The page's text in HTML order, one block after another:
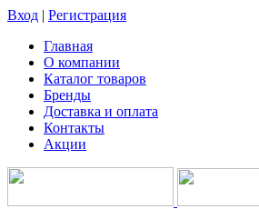
Вход | Регистрация
Главная
О компании
Каталог товаров
Бренды
Доставка и оплата
Контакты
Акции